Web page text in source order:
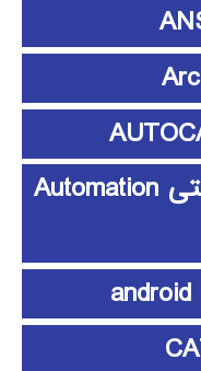
آموزش اتوماسیون صنعتی Automation